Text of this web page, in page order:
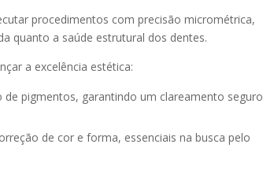
procedimentos com precisão micrométrica,
quanto a saúde estrutural dos dentes.
a excelência estética:
pigmentos, garantindo um clareamento
de cor e forma, essenciais na busca pelo